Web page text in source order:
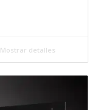
Mostrar detalles